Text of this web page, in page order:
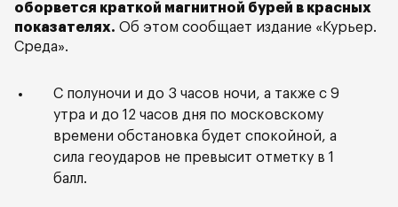
оборвется краткой магнитной бурей в красных
показателях. Об этом сообщает издание «Курьер.
Среда».
С полуночи и до 3 часов ночи, а также с 9
утра и до 12 часов дня по московскому
времени обстановка будет спокойной, а
сила геоударов не превысит отметку в 1
балл.